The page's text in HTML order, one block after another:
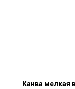
Канва мелкая